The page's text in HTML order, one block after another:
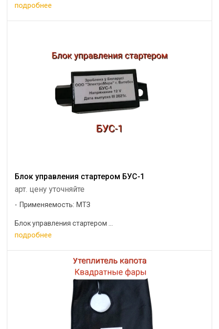
подробнее
Блок управления стартером БУС-1
арт. цену уточняйте
Применяемость: МТЗ
Блок управления стартером ...
подробнее